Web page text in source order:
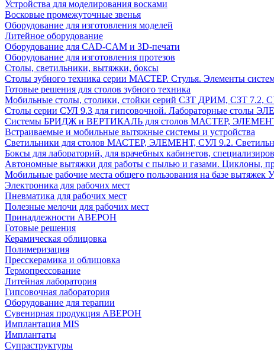
Устройства для моделирования восками
Восковые промежуточные звенья
Оборудование для изготовления моделей
Литейное оборудование
Оборудование для CAD-CAM и 3D-печати
Оборудование для изготовления протезов
Cтолы, светильники, вытяжки, боксы
Столы зубного техника серии МАСТЕР. Стулья. Элементы
Готовые решения для столов зубного техника
Мобильные столы, столики, стойки серий СЗТ ДРИМ, СЗТ 7.2,
Столы серии СУЛ 9.3 для гипсовочной. Лабораторные столы
Системы БРИДЖ и ВЕРТИКАЛЬ для столов МАСТЕР, ЭЛЕМЕНТ,
Встраиваемые и мобильные вытяжные системы и устройства
Светильники для столов МАСТЕР, ЭЛЕМЕНТ, СУЛ 9.2.
Боксы для лабораторий, для врачебных кабинетов,
Автономные вытяжки для работы с пылью и газами. Циклоны,
Мобильные рабочие места общего пользования на базе вытяжек
Электроника для рабочих мест
Пневматика для рабочих мест
Полезные мелочи для рабочих мест
Принадлежности АВЕРОН
Готовые решения
Керамическая облицовка
Полимеризация
Пресскерамика и облицовка
Термопрессование
Литейная лаборатория
Гипсовочная лаборатория
Оборудование для терапии
Сувенирная продукция АВЕРОН
Имплантация MIS
Имплантаты
Супраструктуры